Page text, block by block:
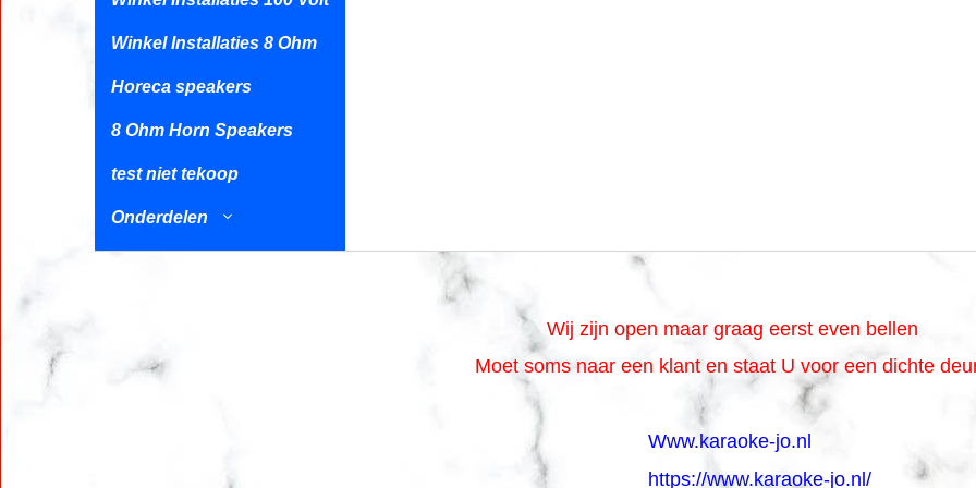
Winkel Installaties 8 Ohm
Horeca speakers
8 Ohm Horn Speakers
test niet tekoop
Onderdelen
Wij zijn open maar graag eerst even bellen
Moet soms naar een klant en staat U voor een dichte
Www.karaoke-jo.nl
https://www.karaoke-jo.nl/